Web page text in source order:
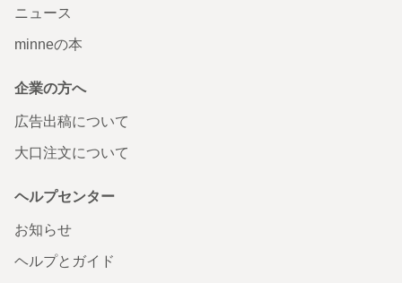
ニュース
minneの本
企業の方へ
広告出稿について
大口注文について
ヘルプセンター
お知らせ
ヘルプとガイド